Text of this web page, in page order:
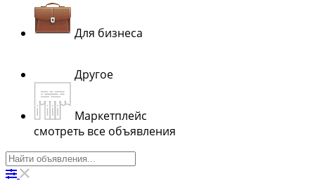
Для бизнеса
Другое
Маркетплейс
смотреть все объявления